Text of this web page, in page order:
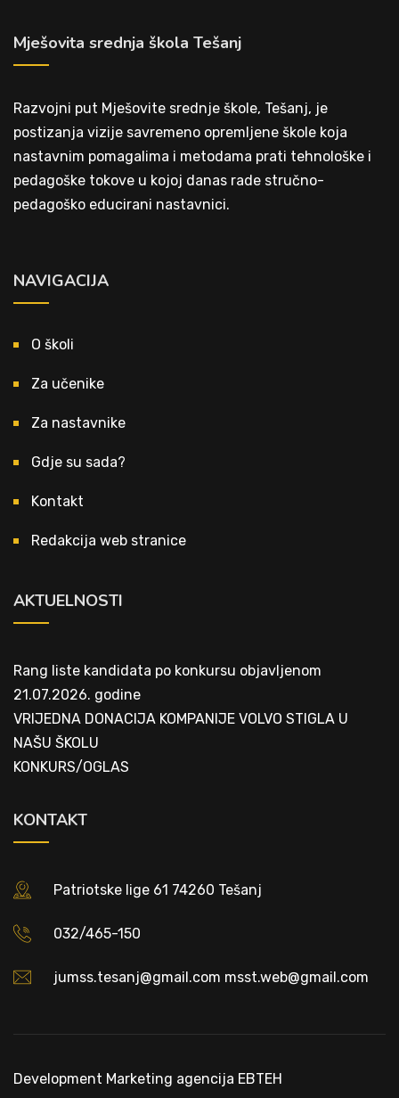
Mješovita srednja škola Tešanj
Razvojni put Mješovite srednje škole, Tešanj, je
postizanja vizije savremeno opremljene škole koja
nastavnim pomagalima i metodama prati tehnološke i
pedagoške tokove u kojoj danas rade stručno-
pedagoško educirani nastavnici.
NAVIGACIJA
O školi
Za učenike
Za nastavnike
Gdje su sada?
Kontakt
Redakcija web stranice
AKTUELNOSTI
Rang liste kandidata po konkursu objavljenom
21.07.2026. godine
VRIJEDNA DONACIJA KOMPANIJE VOLVO STIGLA U
NAŠU ŠKOLU
KONKURS/OGLAS
KONTAKT
Patriotske lige 61 74260 Tešanj
032/465-150
jumss.tesanj@gmail.com msst.web@gmail.com
Development Marketing agencija EBTEH